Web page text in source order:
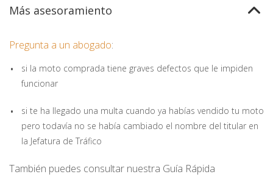
Más asesoramiento
Pregunta a un abogado:
si la moto comprada tiene graves defectos que le impiden
funcionar
si te ha llegado una multa cuando ya habías vendido tu moto
pero todavía no se había cambiado el nombre del titular en
la Jefatura de Tráfico
También puedes consultar nuestra Guía Rápida